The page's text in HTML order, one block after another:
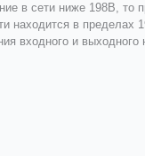
в сети ниже 198В,
в пределах
входного и